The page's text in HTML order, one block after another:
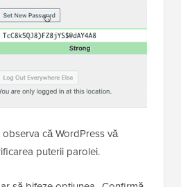
că WordPress vă
puterii parolei.